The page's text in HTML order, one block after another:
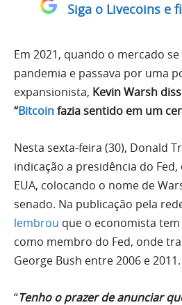
Siga o Livecoins e
Em 2021, quando o mercado
pandemia e passava por uma
expansionista, Kevin Warsh
“Bitcoinfazia sentido em um
Nesta sexta-feira (30), Donald
indicação a presidência do
EUA, colocando o nome de
senado. Na publicação pela
lembrou que o economista
como membro do Fed, onde
George Bush entre 2006 e 2011.
“Tenho o prazer de anunciar